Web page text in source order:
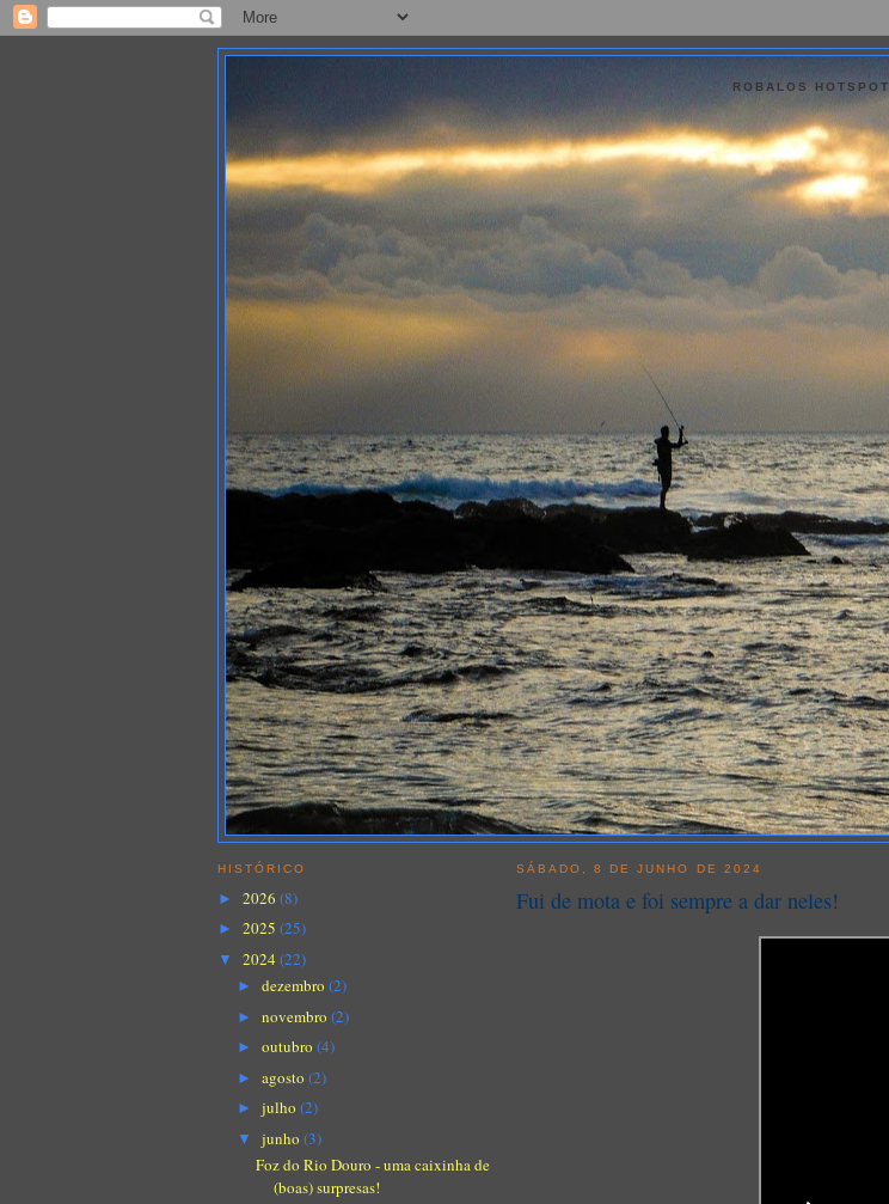
ROBALOS HOTSPOT
SÁBADO, 8 DE JUNHO DE 2024
Fui de mota e foi sempre a dar neles!
HISTÓRICO
► 2026 (8)
► 2025 (25)
▼ 2024 (22)
► dezembro (2)
► novembro (2)
► outubro (4)
► agosto (2)
► julho (2)
▼ junho (3)
Foz do Rio Douro - uma caixinha de
(boas) surpresas!